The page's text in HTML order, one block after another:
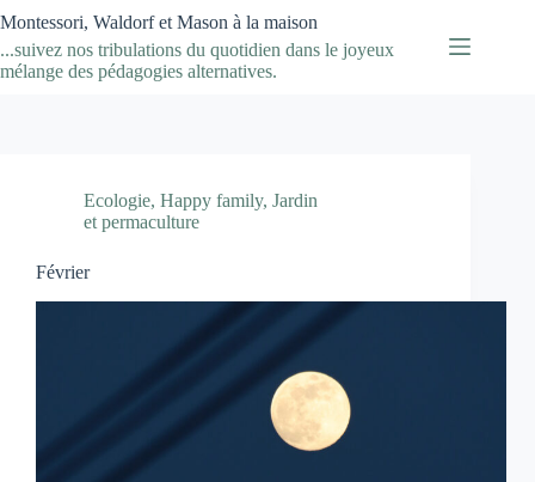
au
contenu
Montessori, Waldorf et Mason à la maison
...suivez nos tribulations du quotidien dans le joyeux
mélange des pédagogies alternatives.
Ecologie, Happy family, Jardin
et permaculture
Février